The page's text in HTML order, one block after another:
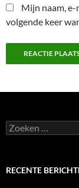
Mijn naam, e-
volgende keer
Zoeken
naar:
RECENTE